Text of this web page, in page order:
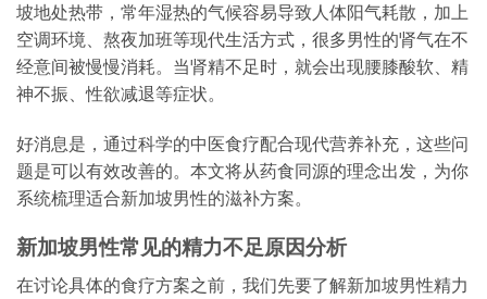
坡地处热带，常年湿热的气候容易导致人体阳气耗散，加上
空调环境、熬夜加班等现代生活方式，很多男性的肾气在不
经意间被慢慢消耗。当肾精不足时，就会出现腰膝酸软、精
神不振、性欲减退等症状。
好消息是，通过科学的中医食疗配合现代营养补充，这些问
题是可以有效改善的。本文将从药食同源的理念出发，为你
系统梳理适合新加坡男性的滋补方案。
新加坡男性常见的精力不足原因分析
在讨论具体的食疗方案之前，我们先要了解新加坡男性精力